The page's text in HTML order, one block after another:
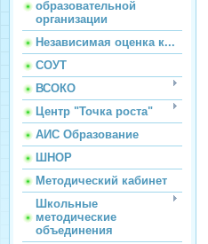
образовательной
организации
Независимая оценка к...
СОУТ
ВСОКО
Центр "Точка роста"
АИС Образование
ШНОР
Методический кабинет
Школьные
методические
объединения